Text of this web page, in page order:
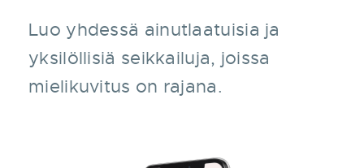
Luo yhdessä ainutlaatuisia ja
yksilöllisiä seikkailuja, joissa
mielikuvitus on rajana.